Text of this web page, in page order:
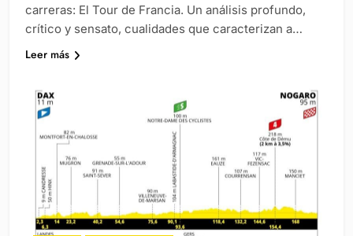
carreras: El Tour de Francia. Un análisis profundo,
crítico y sensato, cualidades que caracterizan a…
Leer más